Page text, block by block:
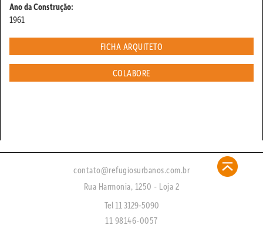
Ano da Construção:
1961
FICHA ARQUITETO
COLABORE
contato@refugiosurbanos.com.br
Rua Harmonia, 1250 - Loja 2
Tel 11 3129-5090
11 98146-0057